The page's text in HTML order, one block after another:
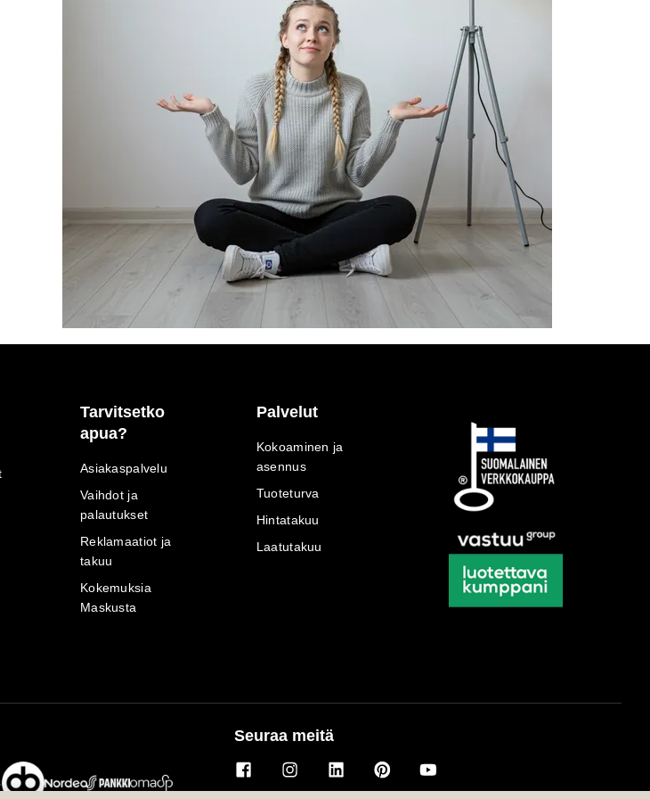
Tarvitsetko
apua?
Asiakaspalvelu
Vaihdot ja
palautukset
Reklamaatiot ja
takuu
Kokemuksia
Maskusta
Palvelut
Kokoaminen ja
asennus
Tuoteturva
Hintatakuu
Laatutakuu
Seuraa meitä